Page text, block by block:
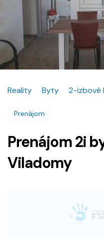
Reality Byty 2-izbové
Prenájom
Prenájom 2i
Viladomy